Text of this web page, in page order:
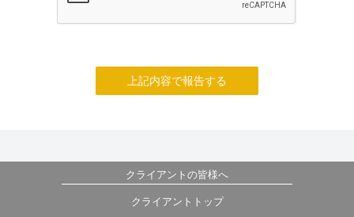
上記内容で報告する
クライアントの皆様へ
クライアントトップ